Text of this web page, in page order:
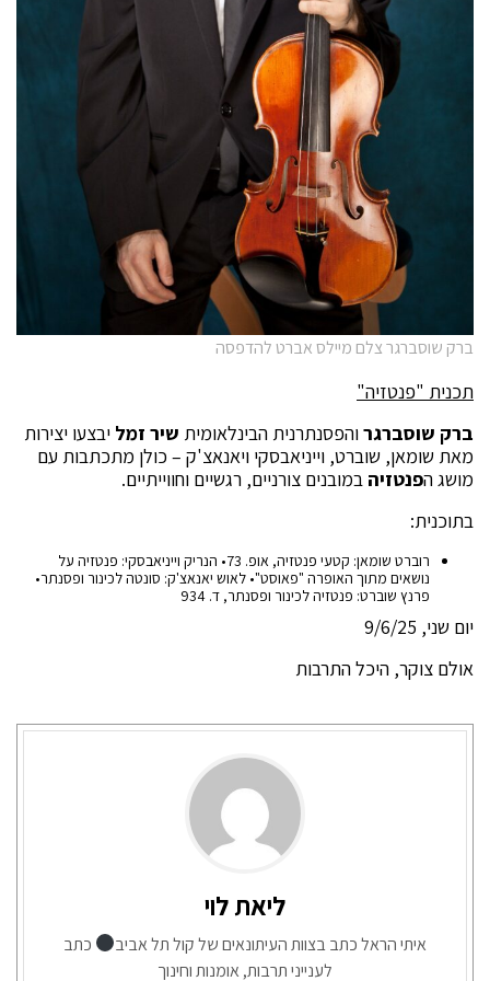
ברק שוסברגר צלם מיילס אברט להדפסה
תכנית "פנטזיה"
ברק שוסברגרוהפסנתרנית הבינלאומית שיר זמל יבצעו יצירות
מאת שומאן, שוברט, וייניאבסקי ויאנאצ'ק – כולן מתכתבות עם
מושג הפנטזיה במובנים צורניים, רגשיים וחווייתיים.
בתוכנית:
רוברט שומאן: קטעי פנטזיה, אופ. 73• הנריק וייניאבסקי: פנטזיה על
נושאים מתוך האופרה "פאוסט"• לאוש יאנאצ'ק: סונטה לכינור ופסנתר•
פרנץ שוברט: פנטזיה לכינור ופסנתר, ד. 934
יום שני, 9/6/25
אולם צוקר, היכל התרבות
ליאת לוי
איתי הראל כתב בצוות העיתונאים של קול תל אביב
כתב
לענייני תרבות, אומנות וחינוך